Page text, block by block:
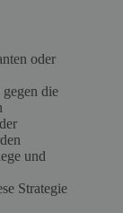
oder
die
und
Strategie